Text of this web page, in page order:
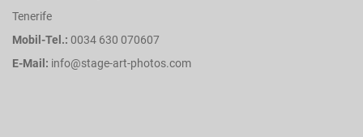
Tenerife
Mobil-Tel.: 0034 630 070607
E-Mail: info@stage-art-photos.com